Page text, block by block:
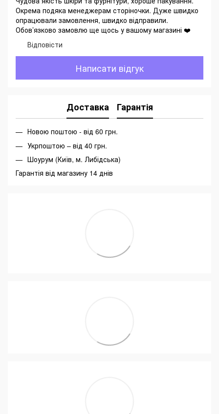
Окрема подяка менеджерам сторіночки. Дуже швидко
опрацювали замовлення, швидко відправили.
Обов’язково замовлю ще щось у вашому магазині ❤️
Відповісти
Написати відгук
Доставка Гарантія
Новою поштою - від 60 грн.
Укрпоштою – від 40 грн.
Шоурум (Київ, м. Либідська)
Гарантія від магазину 14 днів